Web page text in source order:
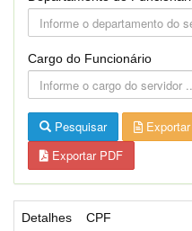
Cargo do Funcionário
Pesquisar
Exportar PDF
Detalhes CPF